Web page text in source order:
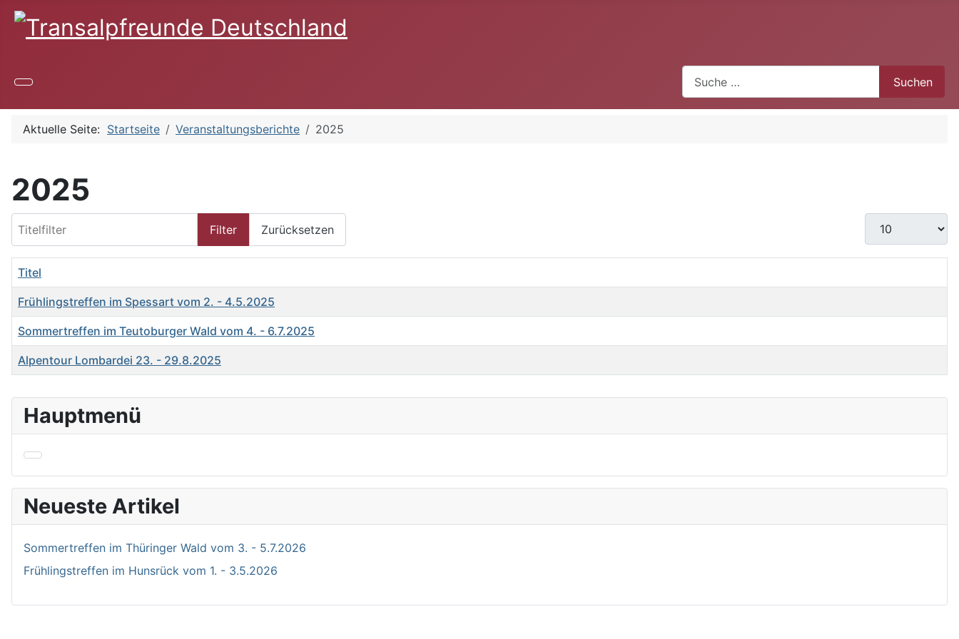
Suchen
Aktuelle Seite: Startseite Veranstaltungsberichte 2025
Hauptmenü
Neueste Artikel
Sommertreffen im Thüringer Wald vom 3. - 5.7.2026
Frühlingstreffen im Hunsrück vom 1. - 3.5.2026
2025
Filter Zurücksetzen
Anzeige #
Titel
Frühlingstreffen im Spessart vom 2. - 4.5.2025
Sommertreffen im Teutoburger Wald vom 4. - 6.7.2025
Alpentour Lombardei 23. - 29.8.2025